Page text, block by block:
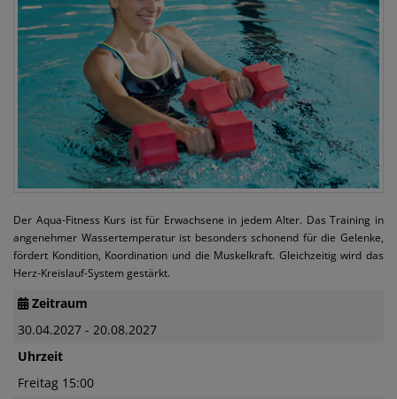
Der Aqua-Fitness Kurs ist für Erwachsene in jedem Alter. Das Training in
angenehmer Wassertemperatur ist besonders schonend für die Gelenke,
fördert Kondition, Koordination und die Muskelkraft. Gleichzeitig wird das
Herz-Kreislauf-System gestärkt.
Zeitraum
30.04.2027 - 20.08.2027
Uhrzeit
Freitag 15:00